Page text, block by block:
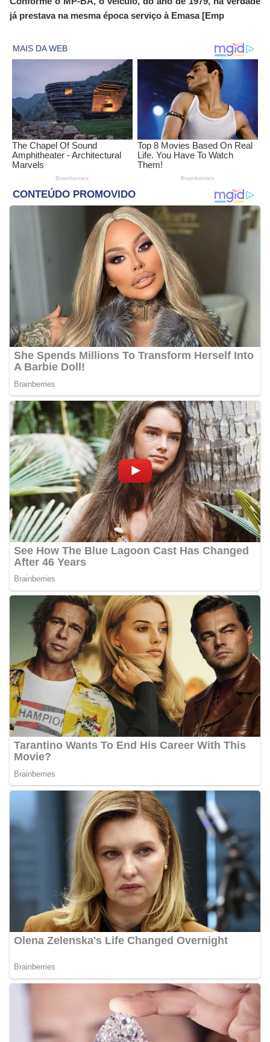
já prestava na mesma época serviço à Emasa [Emp